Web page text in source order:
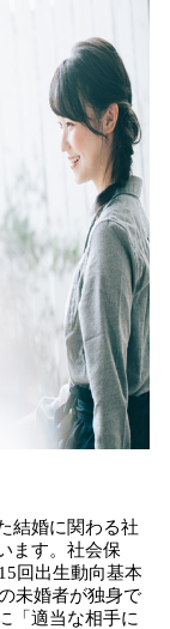
結婚に関わる社
ます。社会保
回出生動向基本
未婚者が独身で
「適当な相手に